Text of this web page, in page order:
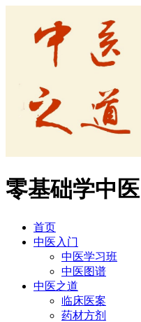
零基础学中医
首页
中医入门
中医学习班
中医图谱
中医之道
临床医案
药材方剂